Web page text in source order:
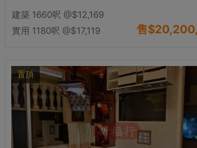
建築 1660呎 @$12,169
實用 1180呎 @$17,119 售
置頂